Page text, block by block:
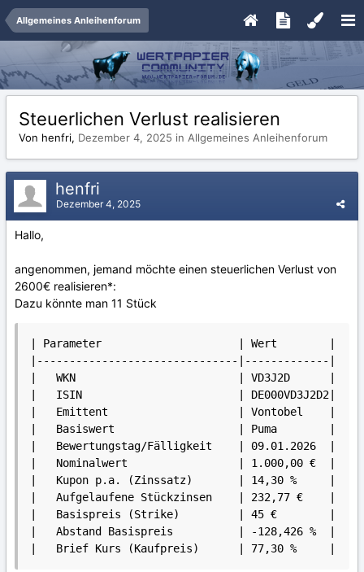
Allgemeines Anleihenforum
Steuerlichen Verlust realisieren
Von henfri, Dezember 4, 2025 in Allgemeines Anleihenforum
henfri
Dezember 4, 2025
Hallo,
angenommen, jemand möchte einen steuerlichen Verlust von
2600€ realisieren*:
Dazu könnte man 11 Stück
| Parameter                     | Wert        |
|-------------------------------|-------------|
|   WKN                         | VD3J2D      |
|   ISIN                        | DE000VD3J2D2|
|   Emittent                    | Vontobel    |
|   Basiswert                   | Puma        |
|   Bewertungstag/Fälligkeit    | 09.01.2026  |
|   Nominalwert                 | 1.000,00 €  |
|   Kupon p.a. (Zinssatz)       | 14,30 %     |
|   Aufgelaufene Stückzinsen    | 232,77 €    |
|   Basispreis (Strike)         | 45 €        |
|   Abstand Basispreis          | -128,426 %  |
|   Brief Kurs (Kaufpreis)      | 77,30 %     |